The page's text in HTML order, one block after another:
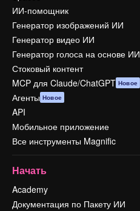
ИИ-помощник
Генератор изображений ИИ
Генератор видео ИИ
Генератор голоса на основе ИИ
Стоковый контент
MCP для Claude/ChatGPT Новое
Агенты Новое
API
Мобильное приложение
Все инструменты Magnific
Начать
Academy
Документация по Пакету ИИ